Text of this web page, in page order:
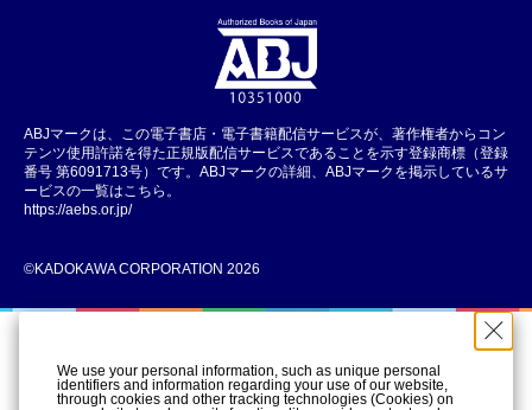
ABJマークは、この電子書店・電子書籍配信サービスが、著作権者からコン
テンツ使用許諾を得た正規版配信サービスであることを示す登録商標（登録
番号 第6091713号）です。ABJマークの詳細、ABJマークを掲示しているサ
ービスの一覧はこちら。
https://aebs.or.jp/
©KADOKAWA CORPORATION 2026
We use your personal information, such as unique personal
identifiers and information regarding your use of our website,
through cookies and other tracking technologies (Cookies) on